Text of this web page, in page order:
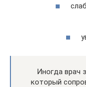
Иногда врач
который